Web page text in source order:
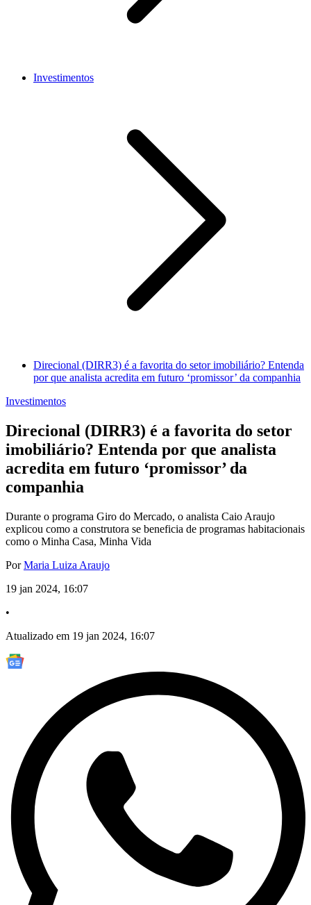
Investimentos
Direcional (DIRR3) é a favorita do setor imobiliário? Entenda
por que analista acredita em futuro ‘promissor’ da companhia
Investimentos
Direcional (DIRR3) é a favorita do setor
imobiliário? Entenda por que analista
acredita em futuro ‘promissor’ da
companhia
Durante o programa Giro do Mercado, o analista Caio Araujo
explicou como a construtora se beneficia de programas habitacionais
como o Minha Casa, Minha Vida
PorMaria Luiza Araujo
19 jan 2024, 16:07
•
Atualizado em 19 jan 2024, 16:07